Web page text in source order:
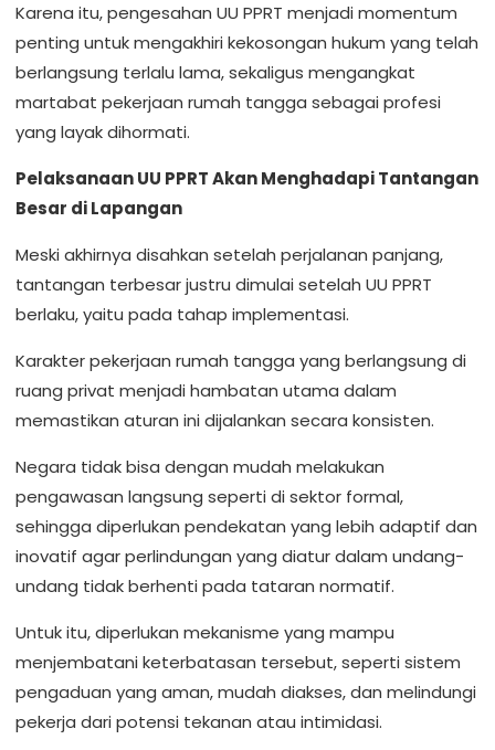
Karena itu, pengesahan UU PPRT menjadi momentum
penting untuk mengakhiri kekosongan hukum yang telah
berlangsung terlalu lama, sekaligus mengangkat
martabat pekerjaan rumah tangga sebagai profesi
yang layak dihormati.
Pelaksanaan UU PPRT Akan Menghadapi Tantangan
Besar di Lapangan
Meski akhirnya disahkan setelah perjalanan panjang,
tantangan terbesar justru dimulai setelah UU PPRT
berlaku, yaitu pada tahap implementasi.
Karakter pekerjaan rumah tangga yang berlangsung di
ruang privat menjadi hambatan utama dalam
memastikan aturan ini dijalankan secara konsisten.
Negara tidak bisa dengan mudah melakukan
pengawasan langsung seperti di sektor formal,
sehingga diperlukan pendekatan yang lebih adaptif dan
inovatif agar perlindungan yang diatur dalam undang-
undang tidak berhenti pada tataran normatif.
Untuk itu, diperlukan mekanisme yang mampu
menjembatani keterbatasan tersebut, seperti sistem
pengaduan yang aman, mudah diakses, dan melindungi
pekerja dari potensi tekanan atau intimidasi.